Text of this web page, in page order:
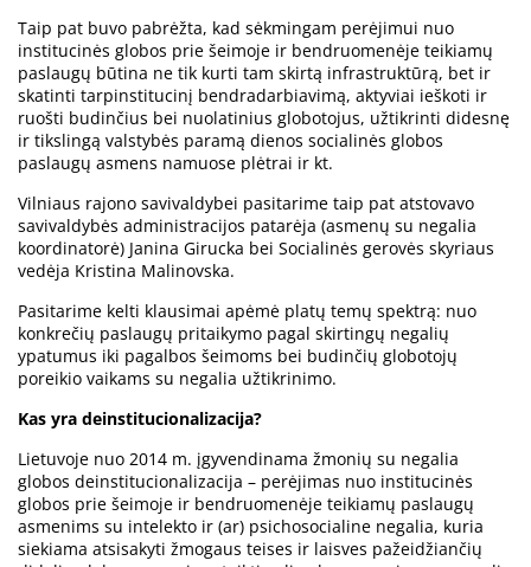
Taip pat buvo pabrėžta, kad sėkmingam perėjimui nuo
institucinės globos prie šeimoje ir bendruomenėje teikiamų
paslaugų būtina ne tik kurti tam skirtą infrastruktūrą, bet ir
skatinti tarpinstitucinį bendradarbiavimą, aktyviai ieškoti ir
ruošti budinčius bei nuolatinius globotojus, užtikrinti didesnę
ir tikslingą valstybės paramą dienos socialinės globos
paslaugų asmens namuose plėtrai ir kt.
Vilniaus rajono savivaldybei pasitarime taip pat atstovavo
savivaldybės administracijos patarėja (asmenų su negalia
koordinatorė) Janina Girucka bei Socialinės gerovės skyriaus
vedėja Kristina Malinovska.
Pasitarime kelti klausimai apėmė platų temų spektrą: nuo
konkrečių paslaugų pritaikymo pagal skirtingų negalių
ypatumus iki pagalbos šeimoms bei budinčių globotojų
poreikio vaikams su negalia užtikrinimo.
Kas yra deinstitucionalizacija?
Lietuvoje nuo 2014 m. įgyvendinama žmonių su negalia
globos deinstitucionalizacija – perėjimas nuo institucinės
globos prie šeimoje ir bendruomenėje teikiamų paslaugų
asmenims su intelekto ir (ar) psichosocialine negalia, kuria
siekiama atsisakyti žmogaus teises ir laisves pažeidžiančių